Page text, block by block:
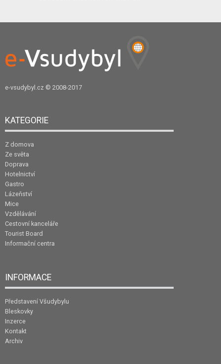
e-vsudybyl.cz © 2008-2017
KATEGORIE
Z domova
Ze světa
Doprava
Hotelnictví
Gastro
Lázeňství
Mice
Vzdělávání
Cestovní kanceláře
Tourist Board
Informační centra
INFORMACE
Představení Všudybylu
Bleskovky
Inzerce
Kontakt
Archiv